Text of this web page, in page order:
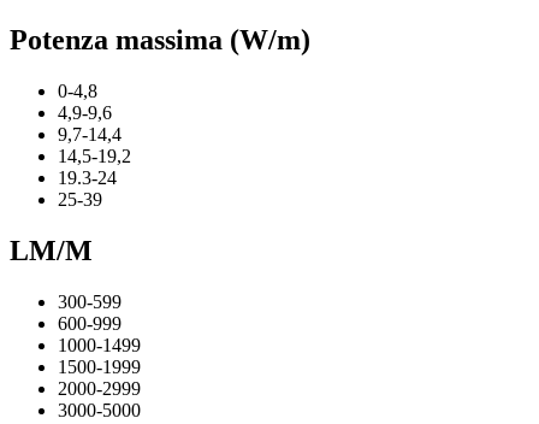
Potenza massima (W/m)
0-4,8
4,9-9,6
9,7-14,4
14,5-19,2
19.3-24
25-39
LM/M
300-599
600-999
1000-1499
1500-1999
2000-2999
3000-5000